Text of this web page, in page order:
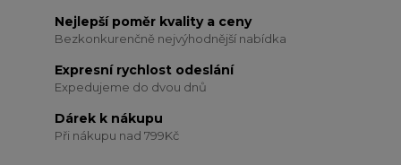
Nejlepší poměr kvality a ceny
Bezkonkurenčně nejvýhodnější nabídka
Expresní rychlost odeslání
Expedujeme do dvou dnů
Dárek k nákupu
Při nákupu nad 799Kč